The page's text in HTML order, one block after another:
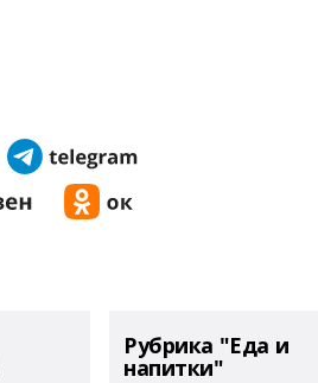
Рубрика "Еда и
напитки"